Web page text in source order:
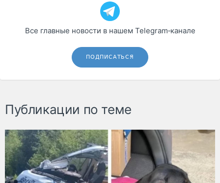
Все главные новости в нашем Telegram‑канале
ПОДПИСАТЬСЯ
Публикации по теме